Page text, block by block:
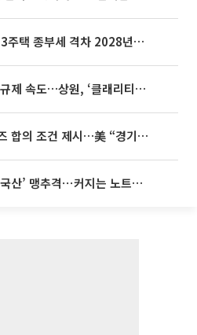
종부세 개편에도…1·3주택 종부세 격차 2028년부터 확대
미국, 가상자산 포괄 규제 속도…상원, ‘클래리티법’ 9월 절차투표 추진
이란, 미국에 호르무즈 합의 조건 제시…美 “경기 아직 안 끝나” [종합]
맥북 품은 삼성에 ‘중국산’ 맹추격⋯커지는 노트북 OLED 시장